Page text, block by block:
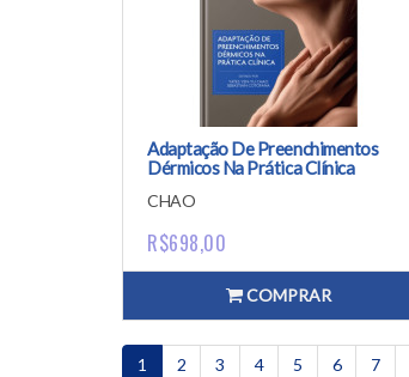
Adaptação De Preenchimentos
Dérmicos Na Prática Clínica
CHAO
R$698,00
COMPRAR
1 2 3 4 5 6 7